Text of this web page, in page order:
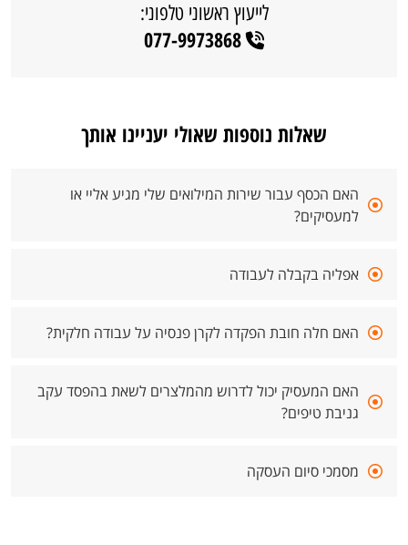
לייעוץ ראשוני טלפוני:
077-9973868
שאלות נוספות שאולי יעניינו אותך
האם הכסף עבור שירות המילואים שלי מגיע אליי או
למעסיקים?
אפליה בקבלה לעבודה
האם חלה חובת הפקדה לקרן פנסיה על עבודה חלקית?
האם המעסיק יכול לדרוש מהמלצרים לשאת בהפסד עקב
גניבת טיפים?
מסמכי סיום העסקה